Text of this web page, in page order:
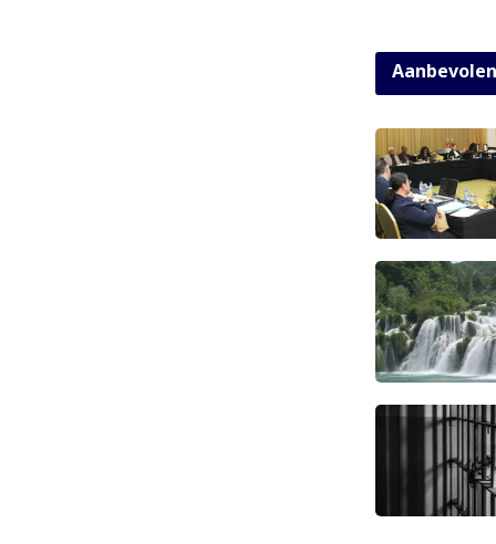
Aanbevolen